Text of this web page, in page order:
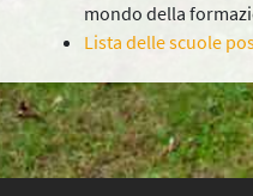
mondo della
Lista delle scuole